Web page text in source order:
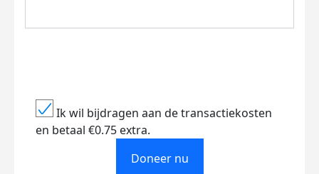
Ik wil bijdragen aan de transactiekosten
en betaal €0.75 extra.
Doneer nu